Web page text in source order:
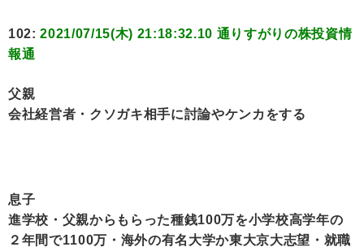
102:2021/07/15(木) 21:18:32.10 通りすがりの株投資情
報通
父親
会社経営者・クソガキ相手に討論やケンカをする
息子
進学校・父親からもらった種銭100万を小学校高学年の
２年間で1100万・海外の有名大学か東大京大志望・就職